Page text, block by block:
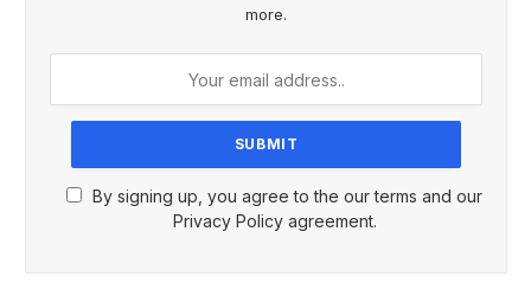
more.
By signing up, you agree to the our terms and our
Privacy Policy agreement.